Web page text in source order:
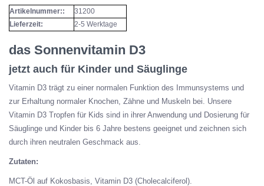
Artikelnummer::
31200
Lieferzeit:
2-5 Werktage
das Sonnenvitamin D3
jetzt auch für Kinder und Säuglinge
Vitamin D3 trägt zu einer normalen Funktion des Immunsystems und
zur Erhaltung normaler Knochen, Zähne und Muskeln bei. Unsere
Vitamin D3 Tropfen für Kids sind in ihrer Anwendung und Dosierung für
Säuglinge und Kinder bis 6 Jahre bestens geeignet und zeichnen sich
durch ihren neutralen Geschmack aus.
Zutaten:
MCT-Öl auf Kokosbasis, Vitamin D3 (Cholecalciferol).